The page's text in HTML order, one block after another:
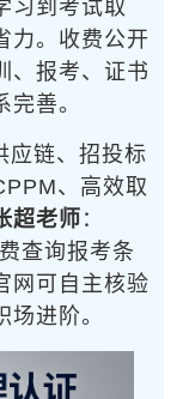
习到考试取
力。收费公开
、报考、证书
善。
应链、招投标
、高效取
超老师 ：
查询报考条
网可自主核验
进阶。